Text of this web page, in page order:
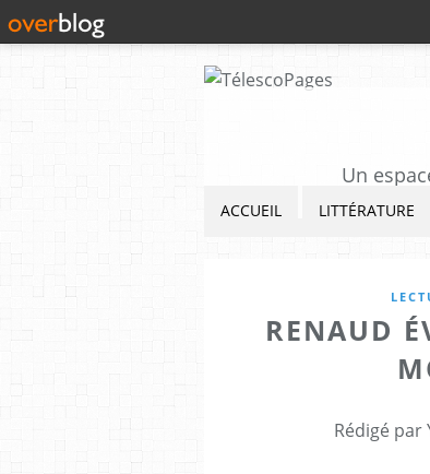
Un
ACCUEIL LITTÉRATURE
RENAUD
Rédigé